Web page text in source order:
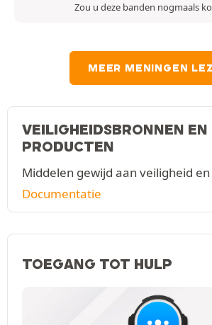
Zou u deze banden nogmaals
MEER MENINGEN
VEILIGHEIDSBRONNEN EN
PRODUCTEN
Middelen gewijd aan veiligheid
Documentatie
TOEGANG TOT HULP